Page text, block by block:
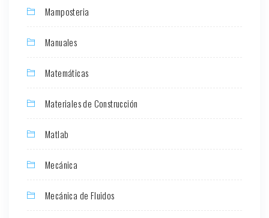
Mamposteria
Manuales
Matemáticas
Materiales de Construcción
Matlab
Mecánica
Mecánica de Fluidos